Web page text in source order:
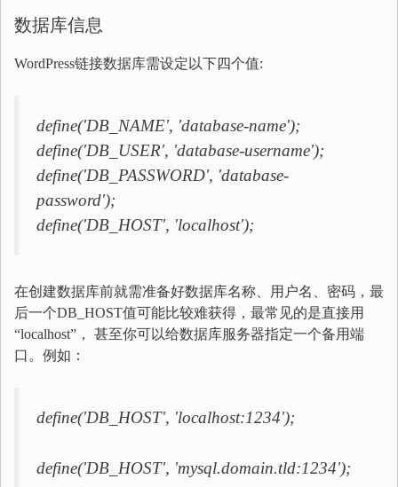
数据库信息
WordPress链接数据库需设定以下四个值:
define('DB_NAME', 'database-name');
define('DB_USER', 'database-username');
define('DB_PASSWORD', 'database-
password');
define('DB_HOST', 'localhost');
在创建数据库前就需准备好数据库名称、用户名、密码，最
后一个DB_HOST值可能比较难获得，最常见的是直接用
“localhost”， 甚至你可以给数据库服务器指定一个备用端
口。例如：
define('DB_HOST', 'localhost:1234');
define('DB_HOST', 'mysql.domain.tld:1234');